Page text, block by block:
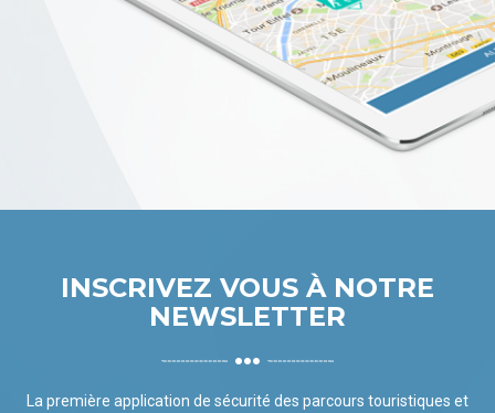
INSCRIVEZ VOUS À NOTRE
NEWSLETTER
La première application de sécurité des parcours touristiques et